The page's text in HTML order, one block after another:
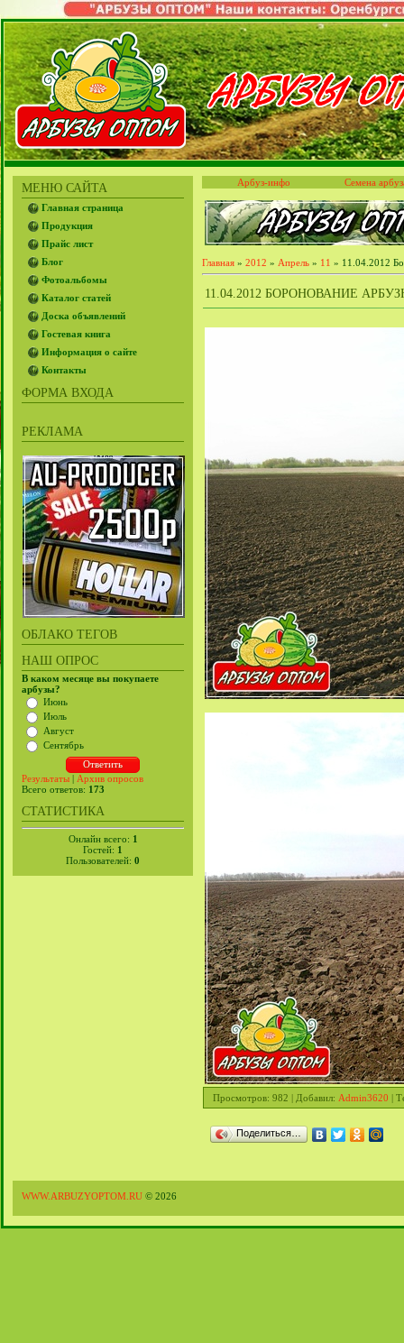
МЕНЮ САЙТА
Главная страница
Продукция
Прайс лист
Блог
Фотоальбомы
Каталог статей
Доска объявлений
Гостевая книга
Информация о сайте
Контакты
ФОРМА ВХОДА
РЕКЛАМА
ОБЛАКО ТЕГОВ
НАШ ОПРОС
В каком месяце вы покупаете
арбузы?
Июнь
Июль
Август
Сентябрь
Результаты | Архив опросов
Всего ответов: 173
СТАТИСТИКА
Онлайн всего: 1
Гостей: 1
Пользователей: 0
Арбуз-инфо Семена
Главная » 2012 » Апрель » 11 » 11.04.2012
11.04.2012 БОРОНОВАНИЕ
Просмотров: 982 | Добавил: Admin3620 |
Поделиться…
WWW.ARBUZYOPTOM.RU © 2026